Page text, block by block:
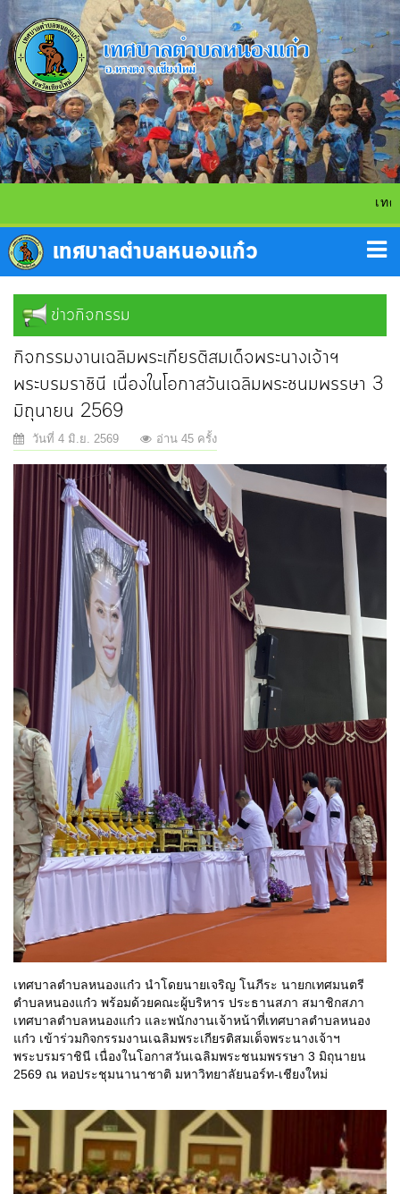
เทศบาลตำบล
ข่าวกิจกรรม
กิจกรรมงานเฉลิมพระเกียรติสมเด็จพระนางเจ้าฯ
พระบรมราชินี เนื่องในโอกาสวันเฉลิมพระชนมพรรษา 3
มิถุนายน 2569
วันที่ 4 มิ.ย. 2569 อ่าน 45 ครั้ง
เทศบาลตำบลหนองแก๋ว นำโดยนายเจริญ โนภีระ นายกเทศมนตรี
ตำบลหนองแก๋ว พร้อมด้วยคณะผู้บริหาร ประธานสภา สมาชิกสภา
เทศบาลตำบลหนองแก๋ว และพนักงานเจ้าหน้าที่เทศบาลตำบลหนอง
แก๋ว เข้าร่วมกิจกรรมงานเฉลิมพระเกียรติสมเด็จพระนางเจ้าฯ
พระบรมราชินี เนื่องในโอกาสวันเฉลิมพระชนมพรรษา 3 มิถุนายน
2569 ณ หอประชุมนานาชาติ มหาวิทยาลัยนอร์ท-เชียงใหม่